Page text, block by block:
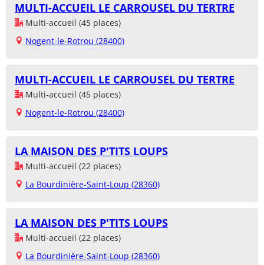
MULTI-ACCUEIL LE CARROUSEL DU TERTRE
Multi-accueil (45 places)
Nogent-le-Rotrou (28400)
MULTI-ACCUEIL LE CARROUSEL DU TERTRE
Multi-accueil (45 places)
Nogent-le-Rotrou (28400)
LA MAISON DES P'TITS LOUPS
Multi-accueil (22 places)
La Bourdinière-Saint-Loup (28360)
LA MAISON DES P'TITS LOUPS
Multi-accueil (22 places)
La Bourdinière-Saint-Loup (28360)